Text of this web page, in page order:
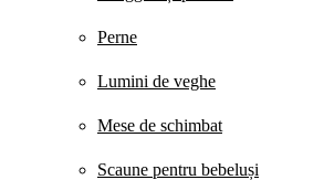
Perne
Lumini de veghe
Mese de schimbat
Scaune pentru bebeluși